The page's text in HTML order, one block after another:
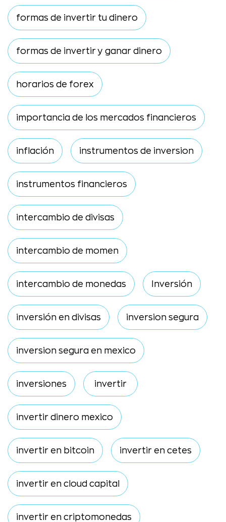
formas de invertir tu dinero
formas de invertir y ganar dinero
horarios de forex
importancia de los mercados financieros
inflación instrumentos de inversion
instrumentos financieros
intercambio de divisas
intercambio de momen
intercambio de monedas Inversión
inversión en divisas inversion segura
inversion segura en mexico
inversiones invertir
invertir dinero mexico
invertir en bitcoin invertir en cetes
invertir en cloud capital
invertir en criptomonedas